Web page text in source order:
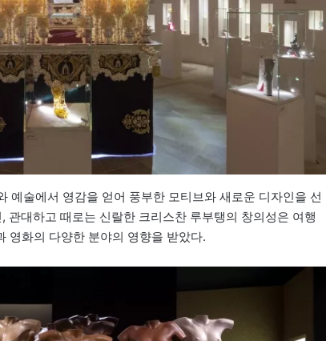
예술에서 영감을 얻어 풍부한 모티브와 새로운 디자인을 선
관대하고 때로는 신랄한 크리스찬 루부탱의 창의성은 여행
영화의 다양한 분야의 영향을 받았다.